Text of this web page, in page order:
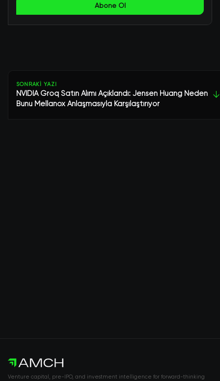
Abone Ol
SONRAKI YAZI
NVIDIA Groq Satın Alımı Açıklandı: Jensen Huang Neden
Bunu Mellanox Anlaşmasıyla Karşılaştırıyor
↓
Venture capital, pre-IPO, and investment intelligence for forward-thinking